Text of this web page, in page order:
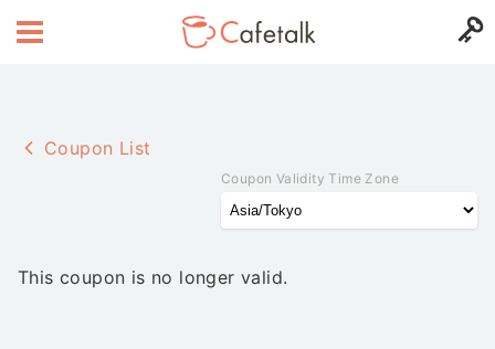
Coupon List
Coupon Validity Time Zone
This coupon is no longer valid.